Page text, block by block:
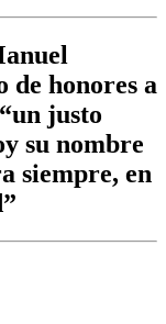
de honores a
justo
su nombre
siempre, en